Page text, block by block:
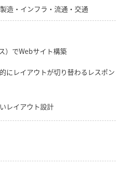
造・インフラ・流通・交通
）でWebサイト構築
にレイアウトが切り替わるレスポン
レイアウト設計